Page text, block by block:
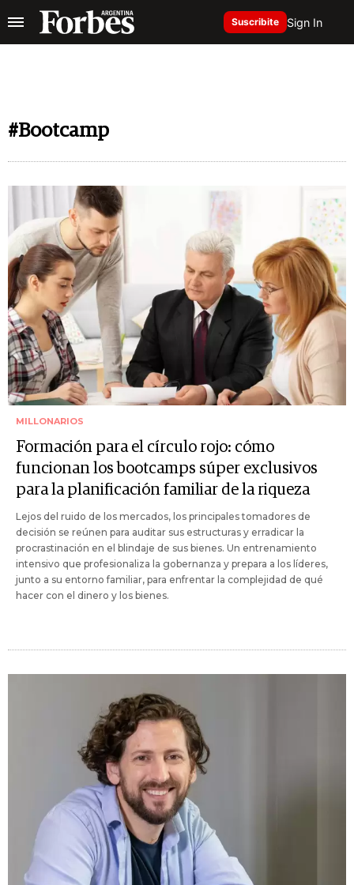
Suscribite Sign In
#Bootcamp
MILLONARIOS
Formación para el círculo rojo: cómo
funcionan los bootcamps súper exclusivos
para la planificación familiar de la riqueza
Lejos del ruido de los mercados, los principales tomadores de
decisión se reúnen para auditar sus estructuras y erradicar la
procrastinación en el blindaje de sus bienes. Un entrenamiento
intensivo que profesionaliza la gobernanza y prepara a los líderes,
junto a su entorno familiar, para enfrentar la complejidad de qué
hacer con el dinero y los bienes.